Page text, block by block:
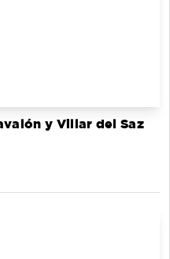
y Villar del Saz